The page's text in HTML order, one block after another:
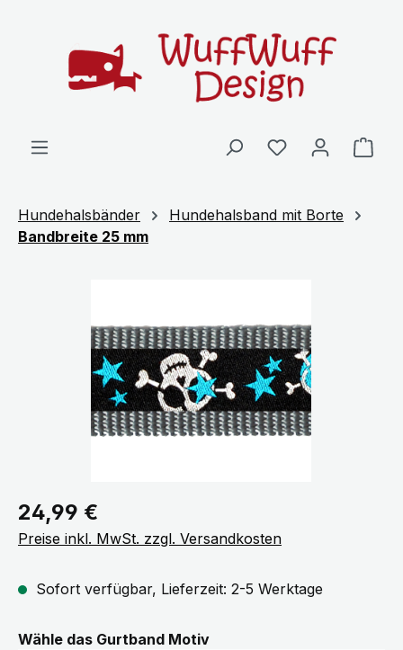
Hundehalsbänder
Hundehalsband mit Borte
Bandbreite 25 mm
Regulärer Preis:
24,99 €
Preise inkl. MwSt. zzgl. Versandkosten
Sofort verfügbar, Lieferzeit: 2-5 Werktage
Wähle das Gurtband Motivauswählen